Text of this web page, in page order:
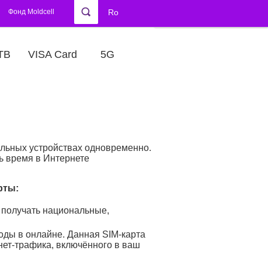
Фонд Moldcell Ro
VISA Card 5G
устройствах одновременно.
время в Интернете
национальные,
в онлайне. Данная SIM-карта
трафика, включённого в ваш